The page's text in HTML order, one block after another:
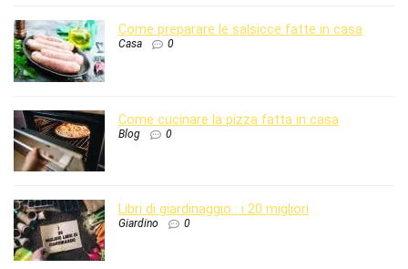
Come preparare le salsicce fatte in casa
Casa 0
Come cucinare la pizza fatta in casa
Blog 0
Libri di giardinaggio : i 20 migliori
Giardino 0